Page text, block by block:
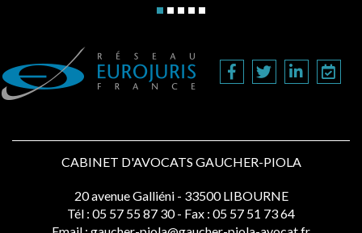
CABINET D'AVOCATS GAUCHER-PIOLA
20 avenue Galliéni - 33500 LIBOURNE
Tél : 05 57 55 87 30 - Fax : 05 57 51 73 64